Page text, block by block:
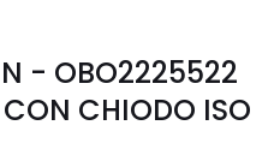
- OBO2225522
CHIODO ISO